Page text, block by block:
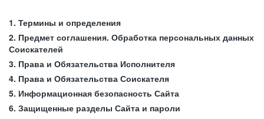
1. Термины и определения
2. Предмет соглашения. Обработка персональных данных
Соискателей
3. Права и Обязательства Исполнителя
4. Права и Обязательства Соискателя
5. Информационная безопасность Сайта
6. Защищенные разделы Сайта и пароли